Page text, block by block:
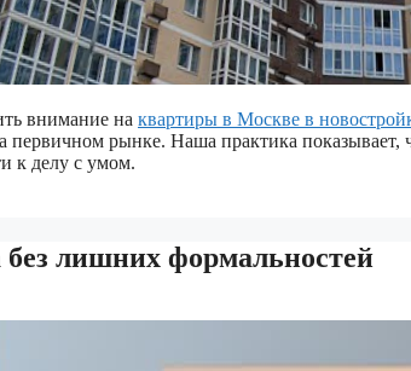
внимание на квартиры в Москве в
первичном рынке. Наша практика показывает,
к делу с умом.
лишних формальностей